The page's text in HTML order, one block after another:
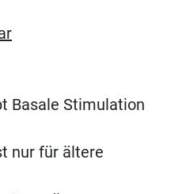
Basale Stimulation
nur für ältere